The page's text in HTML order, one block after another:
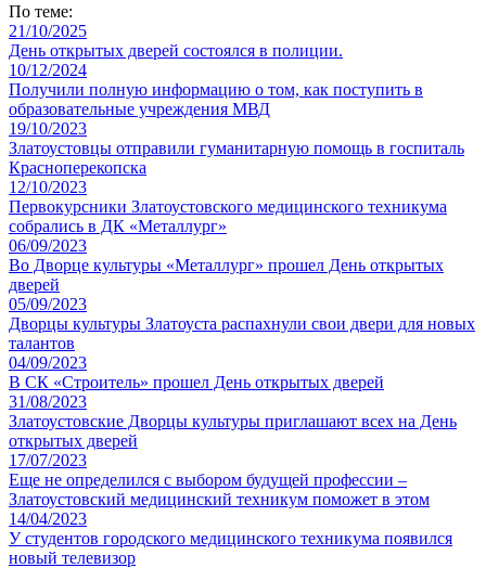
По теме:
21/10/2025
День открытых дверей состоялся в полиции.
10/12/2024
Получили полную информацию о том, как поступить в
образовательные учреждения МВД
19/10/2023
Златоустовцы отправили гуманитарную помощь в госпиталь
Красноперекопска
12/10/2023
Первокурсники Златоустовского медицинского техникума
собрались в ДК «Металлург»
06/09/2023
Во Дворце культуры «Металлург» прошел День открытых
дверей
05/09/2023
Дворцы культуры Златоуста распахнули свои двери для новых
талантов
04/09/2023
В СК «Строитель» прошел День открытых дверей
31/08/2023
Златоустовские Дворцы культуры приглашают всех на День
открытых дверей
17/07/2023
Еще не определился с выбором будущей профессии –
Златоустовский медицинский техникум поможет в этом
14/04/2023
У студентов городского медицинского техникума появился
новый телевизор